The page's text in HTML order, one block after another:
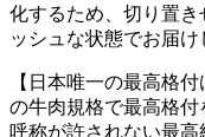
化するため、切り置
ッシュな状態でお届け
【日本唯一の最高格
の牛肉規格で最高格
呼称が許されない最高